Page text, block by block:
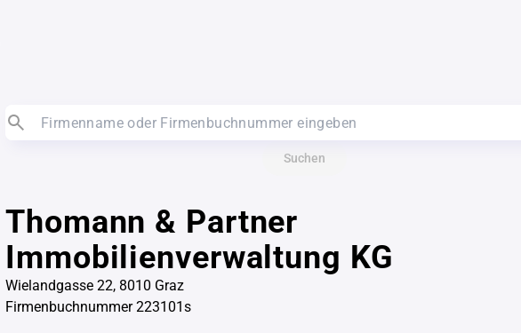
Suchen
Thomann & Partner
Immobilienverwaltung KG
Wielandgasse 22, 8010 Graz
Firmenbuchnummer 223101s